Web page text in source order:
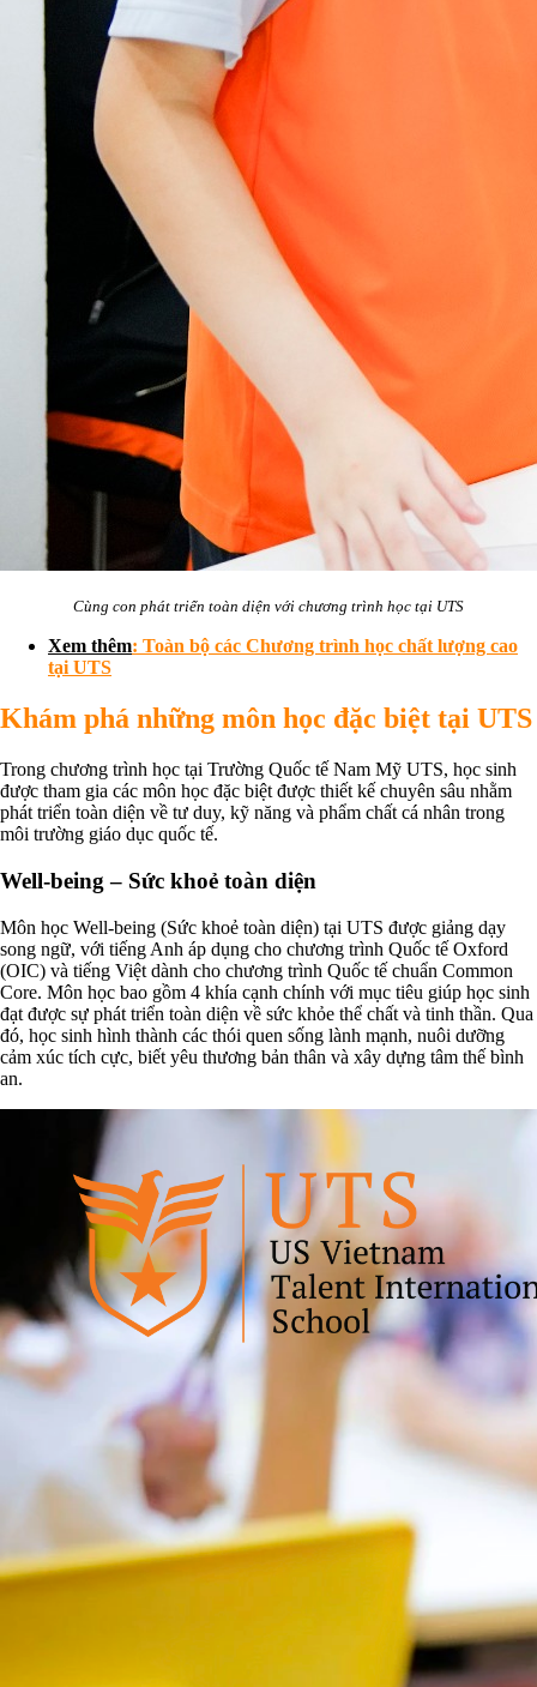
Cùng con phát triển toàn diện với chương trình học tại UTS
Xem thêm: Toàn bộ các Chương trình học chất lượng cao
tại UTS
Khám phá những môn học đặc biệt tại UTS
Trong chương trình học tại Trường Quốc tế Nam Mỹ UTS, học sinh
được tham gia các môn học đặc biệt được thiết kế chuyên sâu nhằm
phát triển toàn diện về tư duy, kỹ năng và phẩm chất cá nhân trong
môi trường giáo dục quốc tế.
Well-being – Sức khoẻ toàn diện
Môn học Well-being (Sức khoẻ toàn diện) tại UTS được giảng dạy
song ngữ, với tiếng Anh áp dụng cho chương trình Quốc tế Oxford
(OIC) và tiếng Việt dành cho chương trình Quốc tế chuẩn Common
Core. Môn học bao gồm 4 khía cạnh chính với mục tiêu giúp học sinh
đạt được sự phát triển toàn diện về sức khỏe thể chất và tinh thần. Qua
đó, học sinh hình thành các thói quen sống lành mạnh, nuôi dưỡng
cảm xúc tích cực, biết yêu thương bản thân và xây dựng tâm thế bình
an.